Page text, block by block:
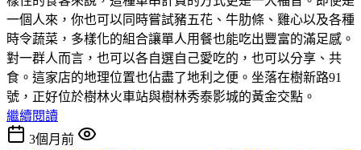
一個人來，你也可以同時嘗試豬五花、牛肋條、雞心以及各種
時令蔬菜，多樣化的組合讓單人用餐也能吃出豐富的滿足感。
對一群人而言，也可以各自選自己愛吃的，也可以分享、共
食。這家店的地理位置也佔盡了地利之便。坐落在樹新路91
號，正好位於樹林火車站與樹林秀泰影城的黃金交點。
繼續閱讀
3個月前